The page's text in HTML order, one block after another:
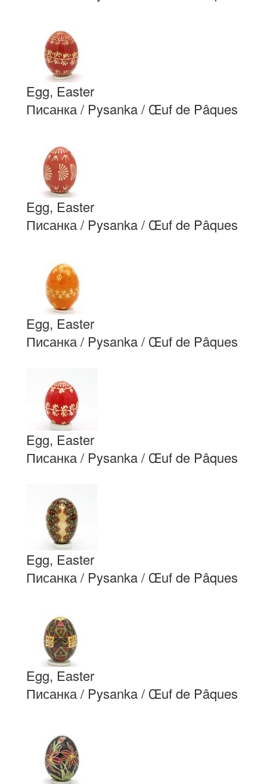
Egg, Easter
Писанка / Pysanka / Œuf de Pâques
Egg, Easter
Писанка / Pysanka / Œuf de Pâques
Egg, Easter
Писанка / Pysanka / Œuf de Pâques
Egg, Easter
Писанка / Pysanka / Œuf de Pâques
Egg, Easter
Писанка / Pysanka / Œuf de Pâques
Egg, Easter
Писанка / Pysanka / Œuf de Pâques